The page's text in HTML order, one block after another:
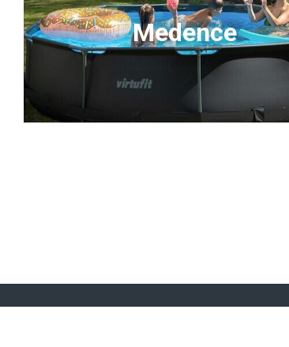
Medence